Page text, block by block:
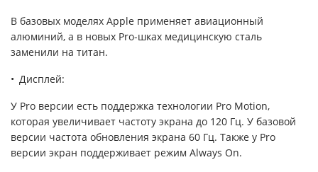
В базовых моделях Apple применяет авиационный
алюминий, а в новых Pro-шках медицинскую сталь
заменили на титан.
Дисплей:
У Pro версии есть поддержка технологии Pro Motion,
которая увеличивает частоту экрана до 120 Гц. У базовой
версии частота обновления экрана 60 Гц. Также у Pro
версии экран поддерживает режим Always On.